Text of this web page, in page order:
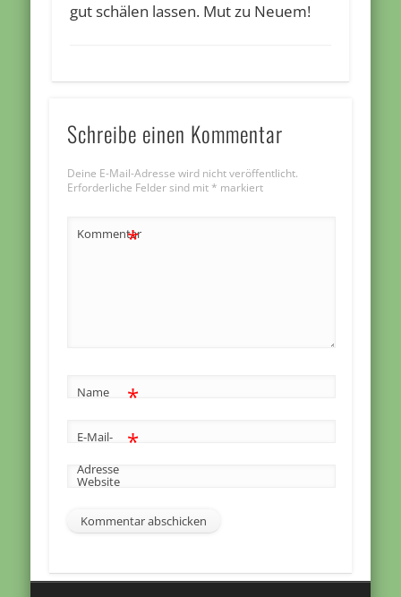
gut schälen lassen. Mut zu Neuem!
Schreibe einen Kommentar
Deine E-Mail-Adresse wird nicht veröffentlicht.
Erforderliche Felder sind mit * markiert
Kommentar
*
Name *
E-Mail-
Adresse
*
Website